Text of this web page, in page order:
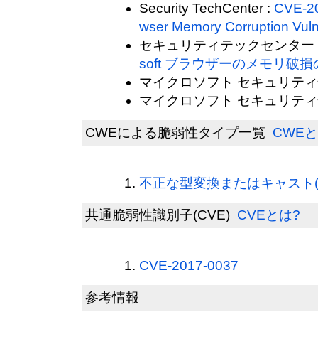
Security TechCenter : CVE-
wser Memory Corruption
セキュリティテックセンタ
soft ブラウザーのメモリ破損
マイクロソフト セキュリテ
マイクロソフト セキュリテ
CWEによる脆弱性タイプ一覧 CWE
不正な型変換またはキャス
共通脆弱性識別子(CVE) CVEとは?
CVE-2017-0037
参考情報